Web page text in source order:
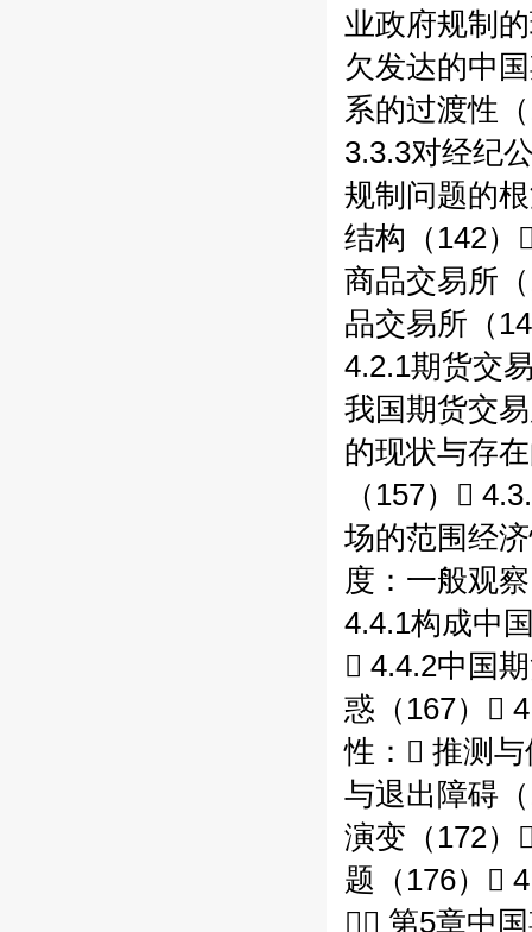
业政府规制
欠发达的中
系的过渡性
3.3.3对经纪
规制问题的
结构（142）
商品交易所
品交易所（
4.2.1期货交
我国期货交
的现状与存
（157）
场的范围经
度：一般观
4.4.1构成中
 4.4.2中国
惑（167）
性： 推测
与退出障碍
演变（172）
题（176）
 第5章中